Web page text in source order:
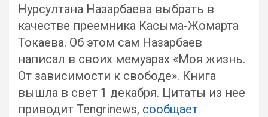
Нурсултана Назарбаева выбрать в
качестве преемника Касыма-Жомарта
Токаева. Об этом сам Назарбаев
написал в своих мемуарах «Моя жизнь.
От зависимости к свободе». Книга
вышла в свет 1 декабря. Цитаты из нее
приводит Tengrinews, сообщает